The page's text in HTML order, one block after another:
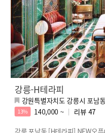
강릉-H테라피
강원특별자치도 강릉시 포남
13% 140,000 ~ 리뷰 47
강릉 포남동 [H테라피] NEW오